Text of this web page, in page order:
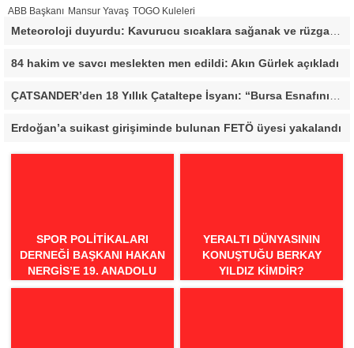
ABB Başkanı Mansur Yavaş TOGO Kuleleri
Meteoroloji duyurdu: Kavurucu sıcaklara sağanak ve rüzgar arası
84 hakim ve savcı meslekten men edildi: Akın Gürlek açıkladı
Erdoğan’a suikast girişiminde bulunan FETÖ üyesi yakalandı
SPOR POLITIKALARI
DERNEĞI BAŞKANI HAKAN
NERGIS’E 19. ANADOLU
SPOR ÖDÜLLERI’NDE
YERALTI DÜNYASININ
KONUŞTUĞU BERKAY
YILDIZ KIMDIR?